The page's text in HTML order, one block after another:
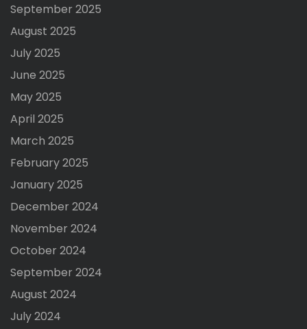
September 2025
August 2025
July 2025
June 2025
May 2025
April 2025
March 2025
February 2025
January 2025
December 2024
November 2024
October 2024
September 2024
August 2024
July 2024